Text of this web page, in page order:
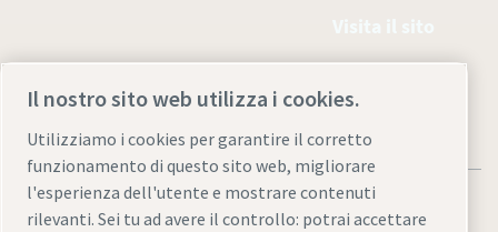
Il nostro sito web utilizza i cookies.
Utilizziamo i cookies per garantire il corretto
funzionamento di questo sito web, migliorare
l'esperienza dell'utente e mostrare contenuti
rilevanti. Sei tu ad avere il controllo: potrai accettare